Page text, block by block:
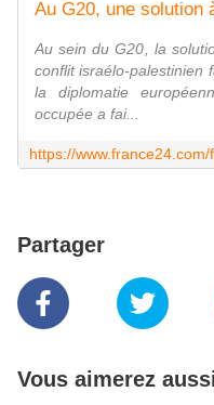
Au sein du G20, la
conflit israélo-palestinien
la diplomatie
occupée a fai...
Partager
Vous aimerez